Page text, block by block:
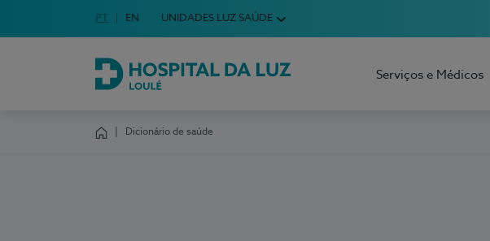
Escolha o seu idioma
Idioma em Português
PT English Language
EN UNIDADES LUZ SAÚDE
Hospital da Luz Loulé
Serviços e Médicos
Dicionário de saúde